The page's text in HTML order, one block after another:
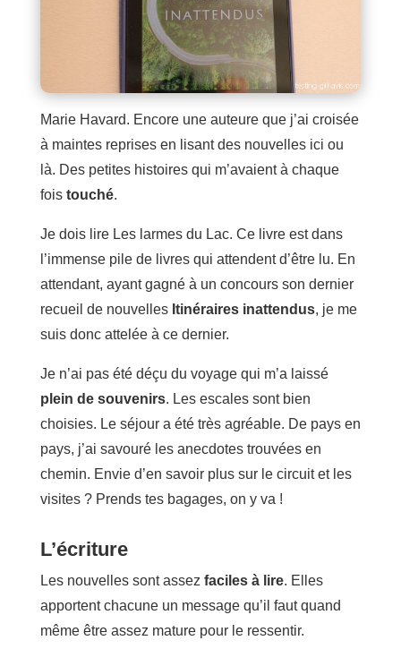
Marie Havard. Encore une auteure que j’ai croisée
à maintes reprises en lisant des nouvelles ici ou
là. Des petites histoires qui m’avaient à chaque
fois touché.
Je dois lire Les larmes du Lac. Ce livre est dans
l’immense pile de livres qui attendent d’être lu. En
attendant, ayant gagné à un concours son dernier
recueil de nouvelles Itinéraires inattendus, je me
suis donc attelée à ce dernier.
Je n’ai pas été déçu du voyage qui m’a laissé
plein de souvenirs. Les escales sont bien
choisies. Le séjour a été très agréable. De pays en
pays, j’ai savouré les anecdotes trouvées en
chemin. Envie d’en savoir plus sur le circuit et les
visites ? Prends tes bagages, on y va !
L’écriture
Les nouvelles sont assez faciles à lire. Elles
apportent chacune un message qu’il faut quand
même être assez mature pour le ressentir.